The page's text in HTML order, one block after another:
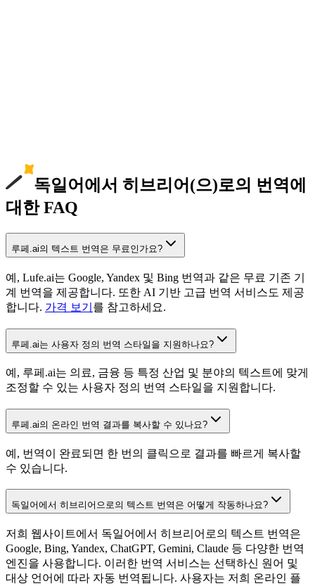
독일어에서 히브리어(으)로의 번역에
대한 FAQ
루페.ai의 텍스트 번역은 무료인가요?
예, Lufe.ai는 Google, Yandex 및 Bing 번역과 같은 무료 기존 기
계 번역을 제공합니다. 또한 AI 기반 고급 번역 서비스도 제공
합니다. 가격 보기 를 참고하세요.
루페.ai는 사용자 정의 번역 스타일을 지원하나요?
예, 루페.ai는 의료, 금융 등 특정 산업 및 분야의 텍스트에 맞게
조정할 수 있는 사용자 정의 번역 스타일을 지원합니다.
루페.ai의 온라인 번역 결과를 복사할 수 있나요?
예, 번역이 완료되면 한 번의 클릭으로 결과를 빠르게 복사할
수 있습니다.
독일어에서 히브리어으로의 텍스트 번역은 어떻게 작동하나요?
저희 웹사이트에서 독일어에서 히브리어로의 텍스트 번역은
Google, Bing, Yandex, ChatGPT, Gemini, Claude 등 다양한 번역
엔진을 사용합니다. 이러한 번역 서비스는 선택하신 원어 및
대상 언어에 따라 자동 번역됩니다. 사용자는 저희 온라인 플